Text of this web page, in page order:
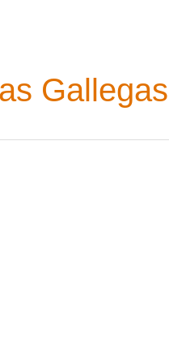
Gallegas